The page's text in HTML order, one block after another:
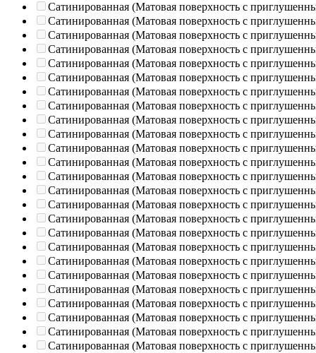
Сатинированная (Матовая поверхность с
Сатинированная (Матовая поверхность с
Сатинированная (Матовая поверхность с
Сатинированная (Матовая поверхность с
Сатинированная (Матовая поверхность с
Сатинированная (Матовая поверхность с
Сатинированная (Матовая поверхность с
Сатинированная (Матовая поверхность с
Сатинированная (Матовая поверхность с
Сатинированная (Матовая поверхность с
Сатинированная (Матовая поверхность с
Сатинированная (Матовая поверхность с
Сатинированная (Матовая поверхность с
Сатинированная (Матовая поверхность с
Сатинированная (Матовая поверхность с
Сатинированная (Матовая поверхность с
Сатинированная (Матовая поверхность с
Сатинированная (Матовая поверхность с
Сатинированная (Матовая поверхность с
Сатинированная (Матовая поверхность с
Сатинированная (Матовая поверхность с
Сатинированная (Матовая поверхность с
Сатинированная (Матовая поверхность с
Сатинированная (Матовая поверхность с
Сатинированная (Матовая поверхность с